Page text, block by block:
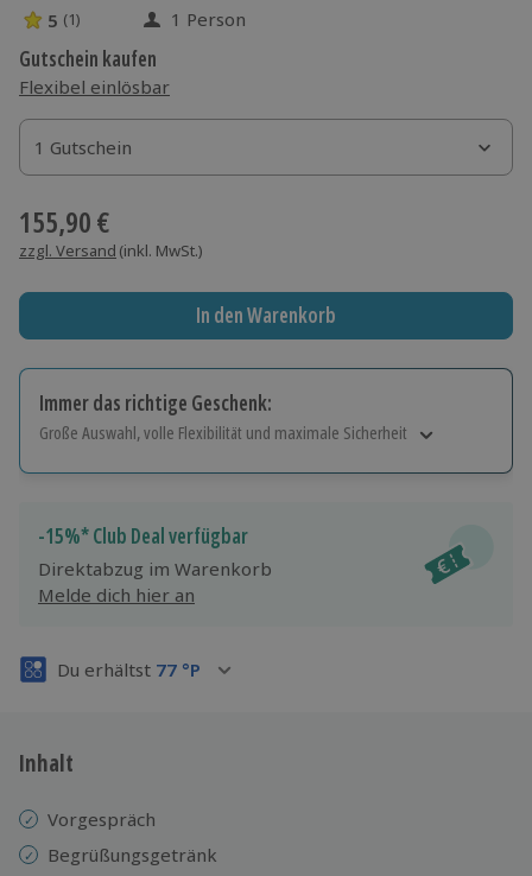
5 Sterne von 5 aus 1 Bewertungen
5 (1) 1 Person
Gutschein kaufen
Flexibel einlösbar
1 Gutschein
1 Gutschein
1 Gutschein
155,90 €
zzgl. Versand (inkl. MwSt.)
In den Warenkorb
Immer das richtige Geschenk:
Große Auswahl, volle Flexibilität und maximale Sicherheit
Jeder Gutschein für alle Erlebnisse einlösbar.
Maximale Sicherheit
3 Jahre gültig & verlängerbar.
-15%* Club Deal verfügbar
Direktabzug im Warenkorb
Melde dich hier an
Du erhältst 77 °P
Inhalt
Vorgespräch
Begrüßungsgetränk